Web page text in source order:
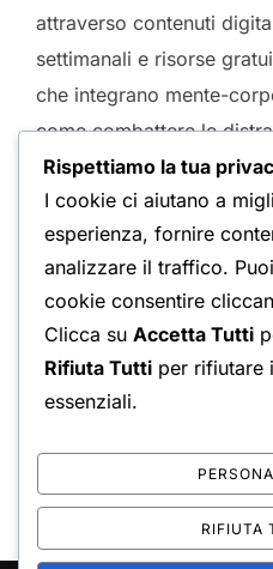
attraverso contenuti
settimanali e risorse
che integrano mente-
come combattere le
presente e costruire
connessa.
Condividi:
Reddit
WhatsApp
Rispettiamo la tua
I cookie ci aiutano a
esperienza, fornire
analizzare il traffico.
cookie consentire
Clicca su Accetta Tutti
Rifiuta Tutti per rifiutare
essenziali.
RIFIUTA